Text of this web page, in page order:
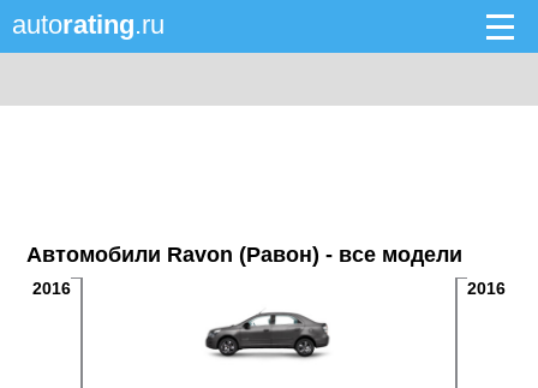
autorating.ru
Автомобили Ravon (Равон) - все модели
2016 2016